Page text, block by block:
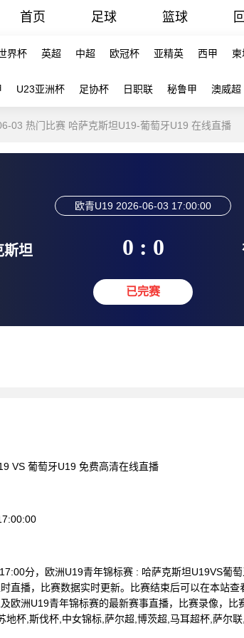
首页 足球 篮球
界杯 英超 中超 欧冠杯 亚精英 西甲 柬
U23亚洲杯 足协杯 日职联 秘鲁甲 澳威超
03 热门比赛 哈萨克斯坦U19-葡萄牙U19 在线直播
斯坦
欧青U19 2026-06-03 17:00:00
0 : 0
已完赛
VS 葡萄牙U19 免费高清在线直播
分，欧洲U19青年锦标赛 : 哈萨克斯坦U19VS葡
直播，比赛数据实时更新。比赛结束后可以在本站
欧洲U19青年锦标赛的最新赛事直播，比赛录像，比
地杯,斯伐杯,中女锦标,萨尔超,博茨超,马耳超杯,萨尔